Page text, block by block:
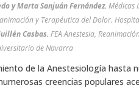
y Marta Sanjuán Fernández. Médicas
y Terapéutica del Dolor.
Casbas. FEA Anestesia,
de Navarra
de la Anestesiología hasta
creencias populares